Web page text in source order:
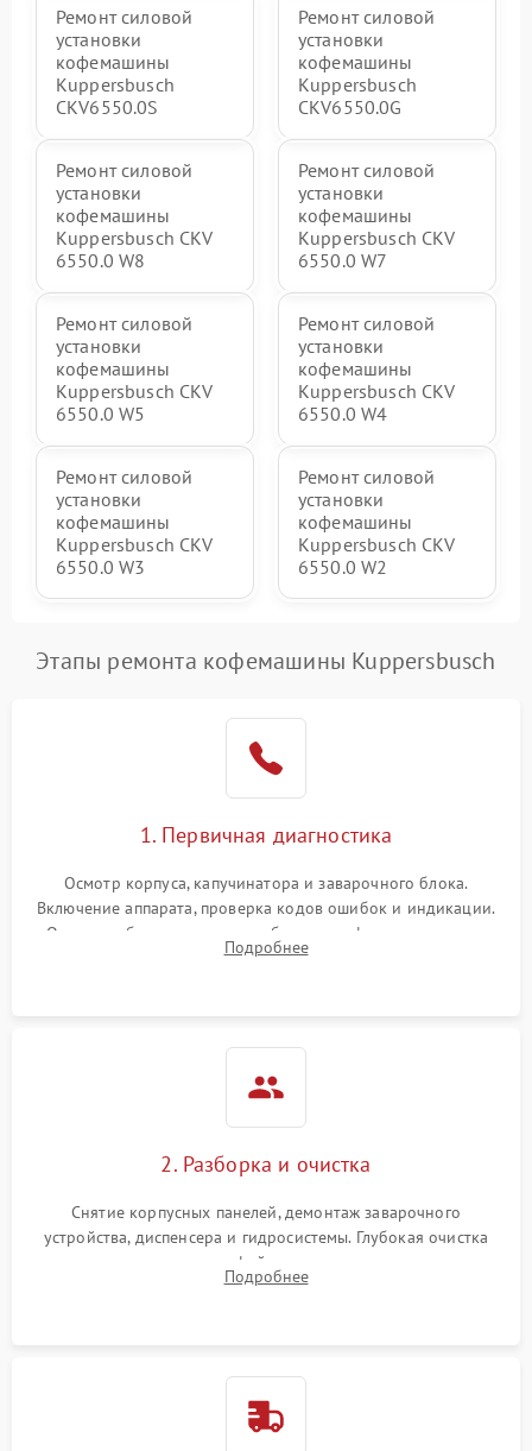
Ремонт силовой
установки
кофемашины
Kuppersbusch
CKV6550.0S
Ремонт силовой
установки
кофемашины
Kuppersbusch
CKV6550.0G
Ремонт силовой
установки
кофемашины
Kuppersbusch CKV
6550.0 W8
Ремонт силовой
установки
кофемашины
Kuppersbusch CKV
6550.0 W7
Ремонт силовой
установки
кофемашины
Kuppersbusch CKV
6550.0 W5
Ремонт силовой
установки
кофемашины
Kuppersbusch CKV
6550.0 W4
Ремонт силовой
установки
кофемашины
Kuppersbusch CKV
6550.0 W3
Ремонт силовой
установки
кофемашины
Kuppersbusch CKV
6550.0 W2
Этапы ремонта кофемашины Kuppersbusch
1. Первичная диагностика
Осмотр корпуса, капучинатора и заварочного блока.
Включение аппарата, проверка кодов ошибок и индикации.
Оценка работы помпы, термоблока и кофемолки на слух.
Измерение температуры и давления воды для выявления
Подробнее
2. Разборка и очистка
Снятие корпусных панелей, демонтаж заварочного
устройства, диспенсера и гидросистемы. Глубокая очистка
внутренних узлов от кофейных масел, жмыха и накипи.
Промывка дренажных каналов и фильтров с использованием
Подробнее